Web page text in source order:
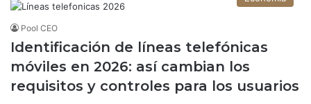
Pool CEO
Identificación de líneas telefónicas
móviles en 2026: así cambian los
requisitos y controles para los usuarios